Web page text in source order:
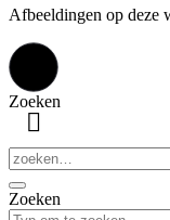
Afbeeldingen op deze
Zoeken
Zoeken